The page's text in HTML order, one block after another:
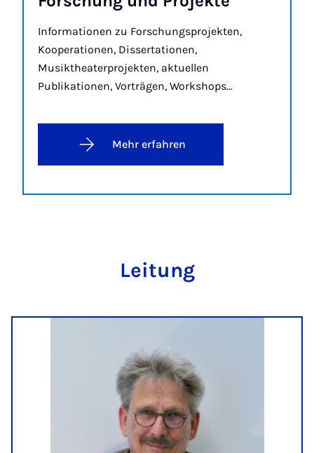
Informationen zu Forschungsprojekten,
Kooperationen, Dissertationen,
Musiktheaterprojekten, aktuellen
Publikationen, Vorträgen, Workshops...
Mehr erfahren
Lei­tung